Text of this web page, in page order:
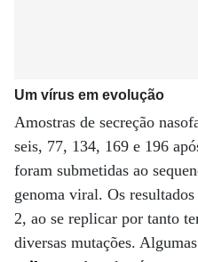
Um vírus em evolução
Amostras de secreção
seis, 77, 134, 169 e 196
foram submetidas ao
genoma viral. Os
2, ao se replicar por tanto
diversas mutações.